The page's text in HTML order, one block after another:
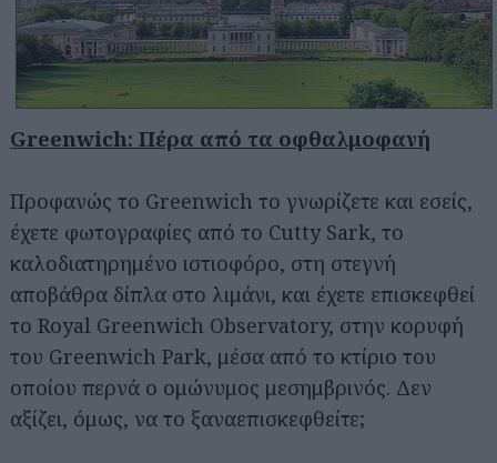
Greenwich: Πέρα από τα οφθαλμοφανή
Προφανώς το Greenwich το γνωρίζετε και εσείς,
έχετε φωτογραφίες από το Cutty Sark, το
καλοδιατηρημένο ιστιοφόρο, στη στεγνή
αποβάθρα δίπλα στο λιμάνι, και έχετε επισκεφθεί
το Royal Greenwich Observatory, στην κορυφή
του Greenwich Park, μέσα από το κτίριο του
οποίου περνά ο ομώνυμος μεσημβρινός. Δεν
αξίζει, όμως, να το ξαναεπισκεφθείτε;